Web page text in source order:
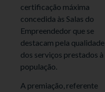
certificação máxima
concedida às Salas do
Empreendedor que se
destacam pela qualidade
dos serviços prestados à
população.
A premiação, referente